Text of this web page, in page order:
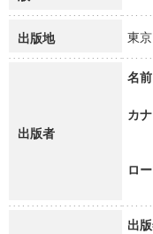
出版地 東
出版者
名前
カナ
ロ
出